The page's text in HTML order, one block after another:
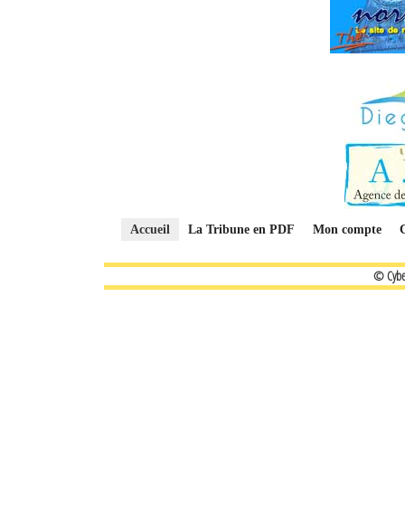
Accueil La Tribune en PDF Mon compte
©